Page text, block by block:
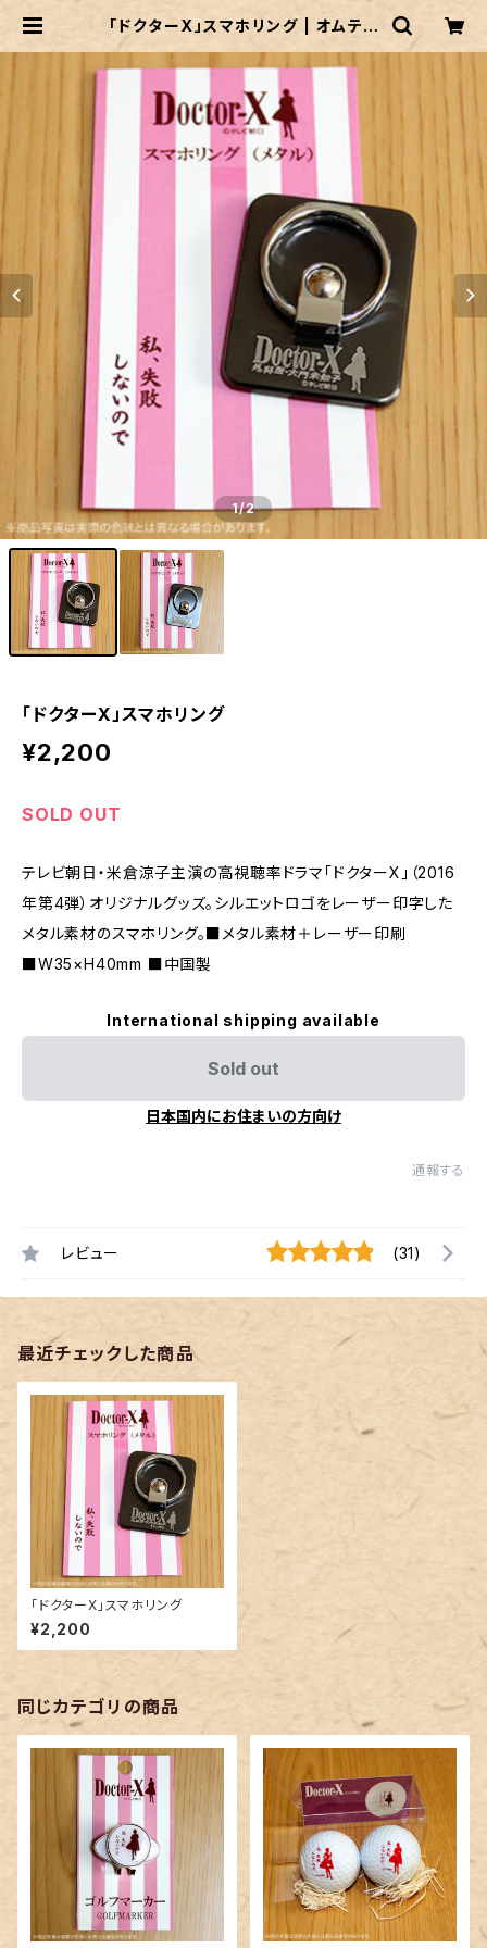
「ドクターX」スマホリング | オムテモ
1/2
「ドクターX」スマホリング
¥2,200
SOLD OUT
テレビ朝日・米倉涼子主演の高視聴率ドラマ「ドクターX」（2016
年第4弾）オリジナルグッズ。シルエットロゴをレーザー印字した
メタル素材のスマホリング。■メタル素材＋レーザー印刷
■W35×H40mm ■中国製
International shipping available
Sold out
日本国内にお住まいの方向け
通報する
レビュー (31)
最近チェックした商品
「ドクターX」スマホリング
¥2,200
同じカテゴリの商品